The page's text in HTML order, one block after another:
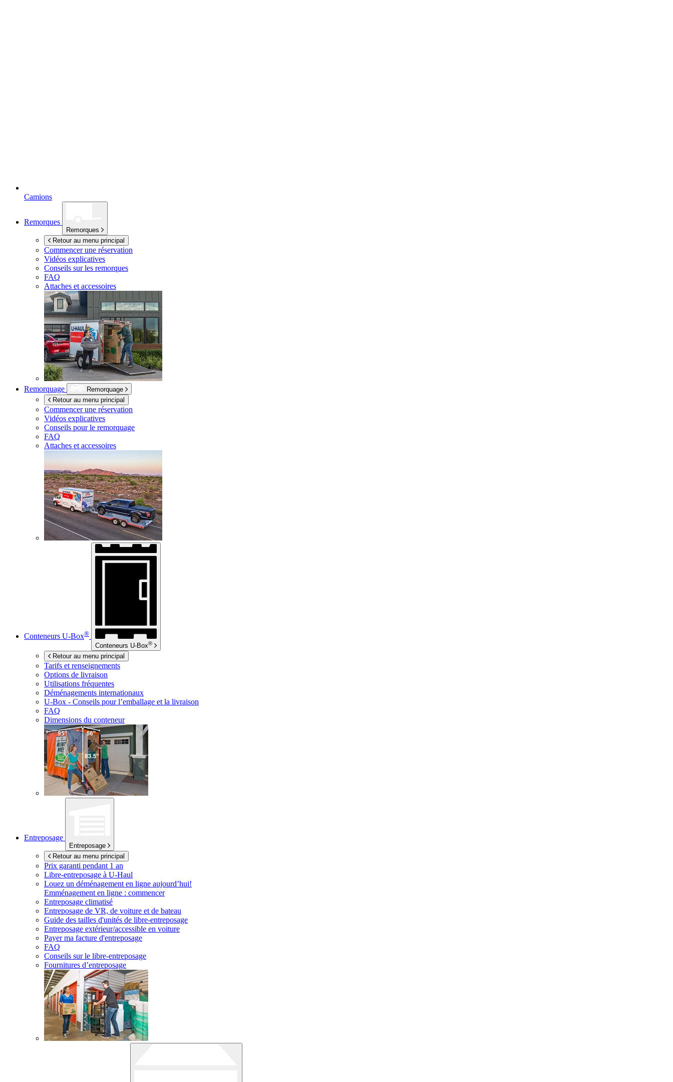
Camions
Remorques
Remorques
Retour au menu principal
Commencer une réservation
Vidéos explicatives
Conseils sur les remorques
FAQ
Attaches et accessoires
Remorquage
Remorquage
Retour au menu principal
Commencer une réservation
Vidéos explicatives
Conseils pour le remorquage
FAQ
Attaches et accessoires
Conteneurs U-Box®
Conteneurs U-Box®
Retour au menu principal
Tarifs et renseignements
Options de livraison
Utilisations fréquentes
Déménagements internationaux
U-Box - Conseils pour l’emballage et la livraison
FAQ
Dimensions du conteneur
Entreposage
Entreposage
Retour au menu principal
Prix garanti pendant 1 an
Libre-entreposage à U-Haul
Louez un déménagement en ligne aujourd’hui!
Emménagement en ligne : commencer
Entreposage climatisé
Entreposage de VR, de voiture et de bateau
Guide des tailles d'unités de libre-entreposage
Entreposage extérieur/accessible en voiture
Payer ma facture d'entreposage
FAQ
Conseils sur le libre-entreposage
Fournitures d’entreposage